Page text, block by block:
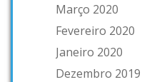
Março 2020
Fevereiro 2020
Janeiro 2020
Dezembro 2019